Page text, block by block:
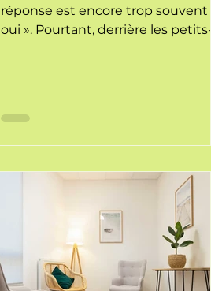
réponse est encore trop souvent «
oui ». Pourtant, derrière les petits-
une animation au planning ne
réduit pas la pression ; cela peut